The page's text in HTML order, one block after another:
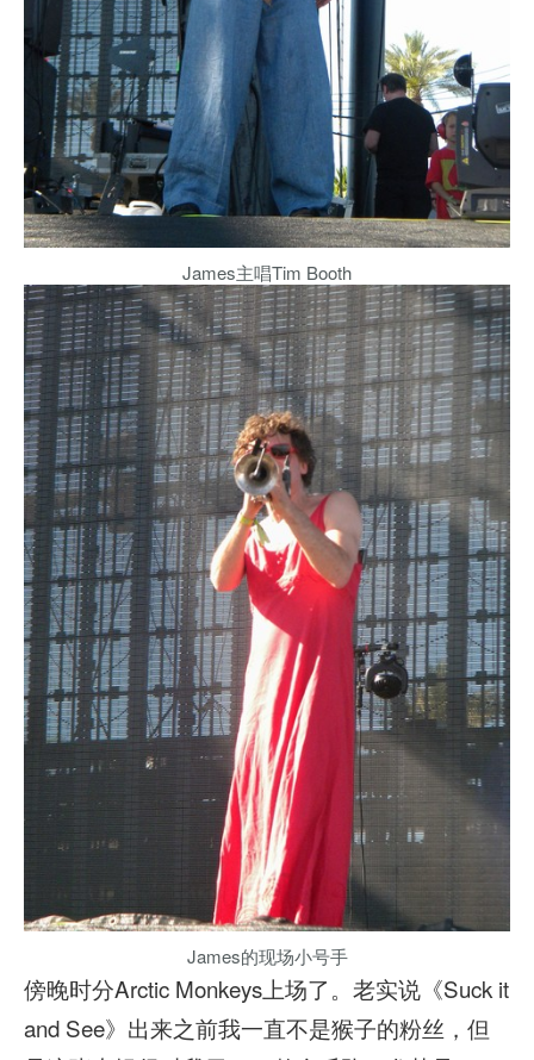
James主唱Tim Booth
James的现场小号手
傍晚时分Arctic Monkeys上场了。老实说《Suck it
and See》出来之前我一直不是猴子的粉丝，但